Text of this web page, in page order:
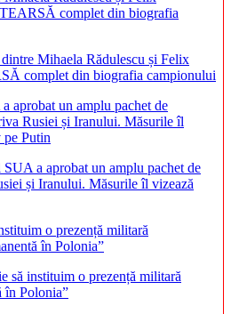
Mihaela Rădulescu și Felix
complet din biografia campionului
SUA a aprobat un amplu pachet de
și Iranului. Măsurile îl vizează
să instituim o prezență militară
în Polonia”